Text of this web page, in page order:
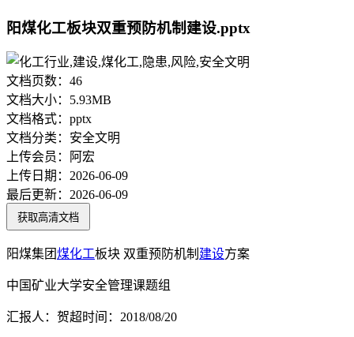
阳煤化工板块双重预防机制建设.pptx
文档页数： 46
文档大小： 5.93MB
文档格式： pptx
文档分类： 安全文明
上传会员：
阿宏
上传日期： 2026-06-09
最后更新： 2026-06-09
获取高清文档
阳煤集团煤化工板块 双重预防机制 建设方案
中国矿业大学安全管理课题组
汇报人：贺超时间：2018/08/20